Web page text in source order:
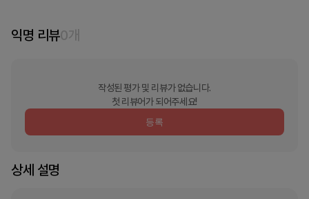
익명 리뷰0개
작성된 평가 및 리뷰가 없습니다.
첫 리뷰어가 되어주세요!
등록
상세 설명